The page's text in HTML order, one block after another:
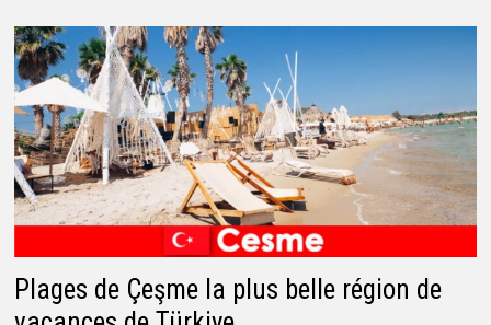
Plages de Çeşme la plus belle région de